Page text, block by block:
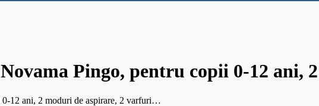
Pingo, pentru copii 0-12
12 ani, 2 moduri de aspirare, 2 varfuri…